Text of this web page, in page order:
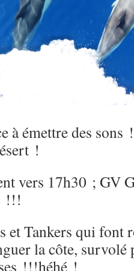
à émettre des
!
vers 17h30 ; GV
!!!
et Tankers qui font
la côte, survolé
!!!héhé !